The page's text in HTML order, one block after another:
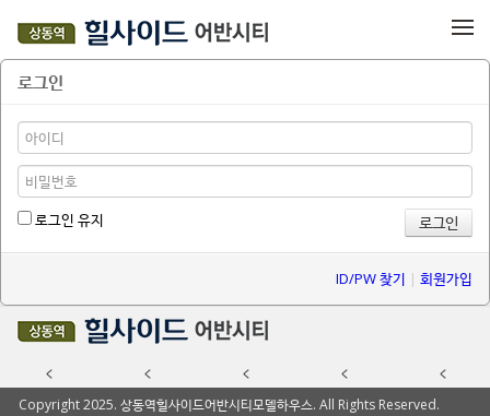
로그인
로그인 유지
ID/PW 찾기 | 회원가입
Copyright 2025. 상동역힐사이드어반시티모델하우스. All Rights Reserved.